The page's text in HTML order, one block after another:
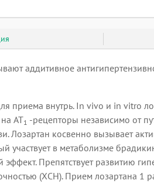
аддитивное
приема внутрь. In vivo и in vitro
AT1 -рецепторы независимо от
Лозартан косвенно вызывает
участвует в метаболизме
Препятствует развитию
(ХСН). Прием лозартана 1